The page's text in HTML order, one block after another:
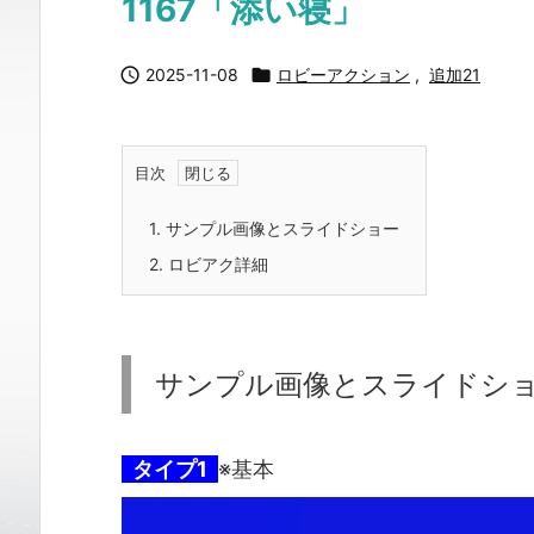
1167「添い寝」
 2025-11-08  ロビーアクション , 追加21
目次
1. サンプル画像とスライドショー
2. ロビアク詳細
サンプル画像とスライドシ
タイプ1 ※基本